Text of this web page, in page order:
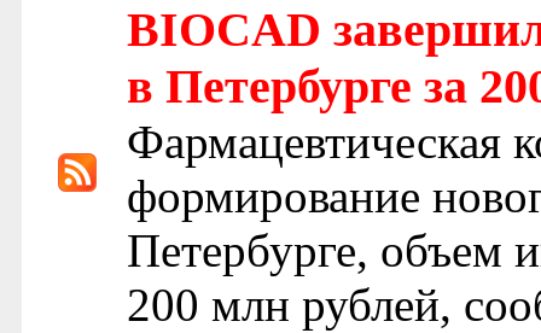
BIOCAD
в Петербурге за
Фармацевтическая
формирование
Петербурге, объем
200 млн рублей,